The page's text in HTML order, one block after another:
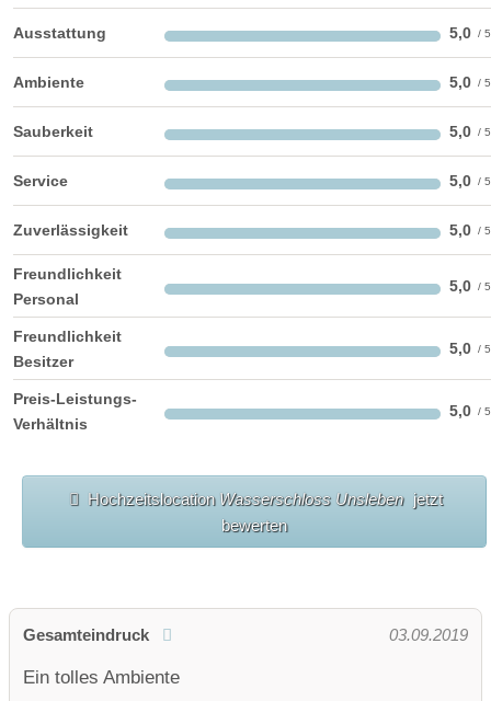
Ausstattung 5,0
Ambiente 5,0
Sauberkeit 5,0
Service 5,0
Zuverlässigkeit 5,0
Freundlichkeit
Personal
5,0
Freundlichkeit
Besitzer
5,0
Preis-Leistungs-
Verhältnis
5,0
Hochzeitslocation Wasserschloss Unsleben jetzt
bewerten
Gesamteindruck 03.09.2019
Ein tolles Ambiente